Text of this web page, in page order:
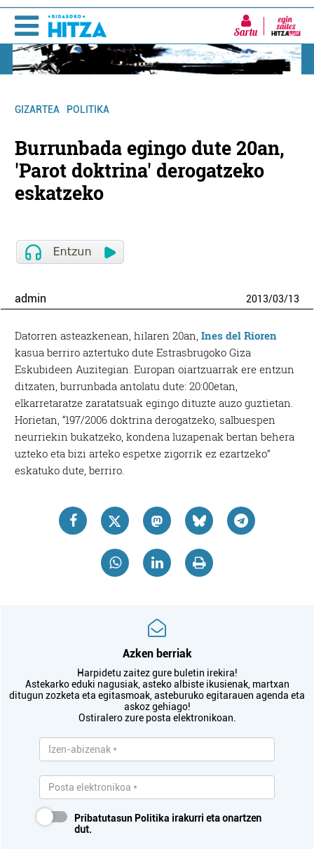
Sartu
GIZARTEA POLITIKA
Burrunbada egingo dute 20an,
'Parot doktrina' derogatzeko
eskatzeko
admin 2013/03/13
Datorren asteazkenean, hilaren 20an,Ines del Rioren
kasua berriro aztertuko dute Estrasbrugoko Giza
Eskubideen Auzitegian. Europan oiartzuarrak ere entzun
ditzaten, burrunbada antolatu dute: 20:00etan,
elkarretaratze zaratatsuak egingo dituzte auzo guztietan.
Horietan, “197/2006 doktrina derogatzeko, salbuespen
neurriekin bukatzeko, kondena luzapenak bertan behera
uzteko eta bizi arteko espetxe zigorrik ez ezartzeko”
eskatuko dute, berriro.
Azken berriak
Harpidetu zaitez gure buletin irekira!
Astekarko eduki nagusiak, asteko albiste ikusienak, martxan
ditugun zozketa eta egitasmoak, asteburuko egitarauen agenda eta
askoz gehiago!
Ostiralero zure posta elektronikoan.
Pribatutasun Politika irakurri eta onartzen
dut.